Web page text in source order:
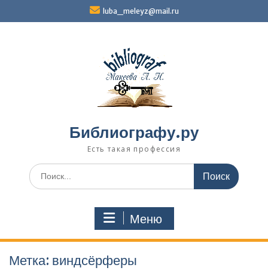
luba_meleyz@mail.ru
Библиографу.ру
Есть такая профессия
Поиск
по:
Меню
Метка: виндсёрферы